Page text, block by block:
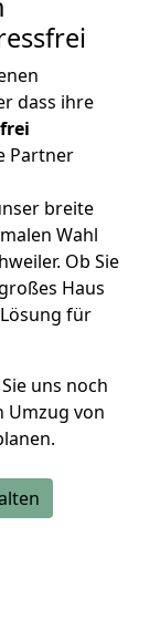
dass ihre
Partner
breite
Wahl
Ob Sie
Haus
für
uns noch
Umzug von